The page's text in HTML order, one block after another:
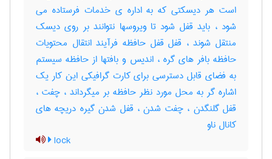
است هر دیسکتی که به اداره ی خدمات فرستاده می
شود ، باید قفل شود تا ویروسها نتوانند بر روی دیسک
منتقل شوند ، قفل قفل حافظه فرآیند انتقال محتویات
حافظه بافر های گره ، اندیس و بافتها از حافظه سیستم
به فضای قابل دسترسی برای کارت گرافیکی این کار یک
اشاره گر به محل مورد نظر حافظه بر میگرداند ، چفت ،
قفل گلنگدن ، چفت شدن ، قفل شدن گیره دریچه های
کانال ناو
lock